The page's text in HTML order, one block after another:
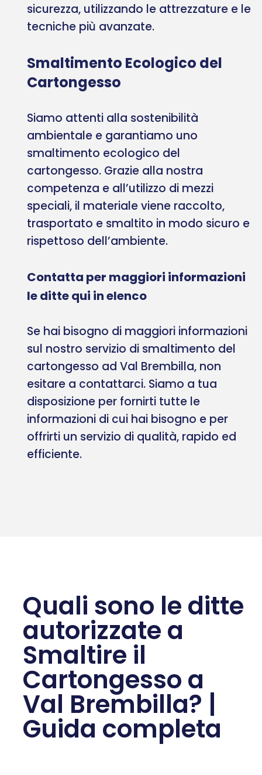
sicurezza, utilizzando le attrezzature e le
tecniche più avanzate.
Smaltimento Ecologico del
Cartongesso
Siamo attenti alla sostenibilità
ambientale e garantiamo uno
smaltimento ecologico del
cartongesso. Grazie alla nostra
competenza e all’utilizzo di mezzi
speciali, il materiale viene raccolto,
trasportato e smaltito in modo sicuro e
rispettoso dell’ambiente.
Contatta per maggiori informazioni
le ditte qui in elenco
Se hai bisogno di maggiori informazioni
sul nostro servizio di smaltimento del
cartongesso ad Val Brembilla, non
esitare a contattarci. Siamo a tua
disposizione per fornirti tutte le
informazioni di cui hai bisogno e per
offrirti un servizio di qualità, rapido ed
efficiente.
Quali sono le ditte
autorizzate a
Smaltire il
Cartongesso a
Val Brembilla? |
Guida completa